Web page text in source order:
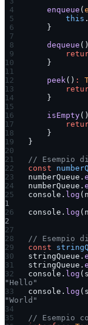
    enqueue
(
        this
    }
    dequeue
()
    }
    peek
() :
    }
    isEmpty
()
    }
}
// Esempio
const
numberQueue.
numberQueue.
console. log
1
console. log
2
// Esempio
const
stringQueue.
stringQueue.
console. log
"Hello"
console. log
"World"
// Esempio